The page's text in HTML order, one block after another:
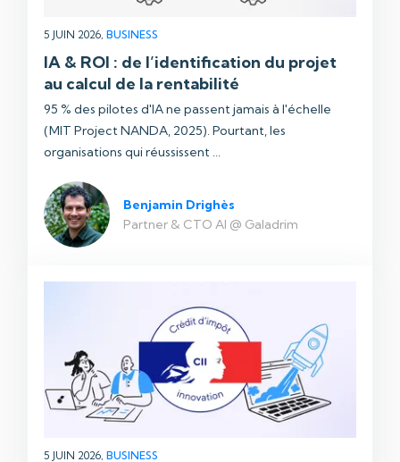
5 JUIN 2026, BUSINESS
IA & ROI : de l’identification du projet
au calcul de la rentabilité
95 % des pilotes d'IA ne passent jamais à l'échelle
(MIT Project NANDA, 2025). Pourtant, les
organisations qui réussissent ...
Benjamin Drighès
Partner & CTO AI @ Galadrim
5 JUIN 2026, BUSINESS